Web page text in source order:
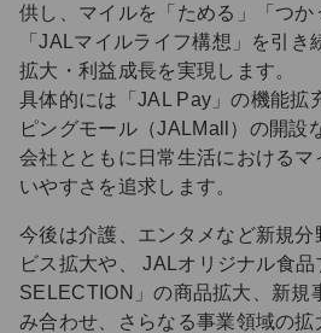
供し、マイルを「ためる」「つ
「JALマイルライフ構想」を引
拡大・利益成長を実現します。
具体的には「JAL Pay」の機能拡
ピングモール（JALMall）の開設
会社とともに日常生活における
いやすさを追求します。
今後は介護、エンタメなど新規
ビス拡大や、 JALオリジナル食
SELECTION」の商品拡大、新規
み合わせ、さらなる事業領域の